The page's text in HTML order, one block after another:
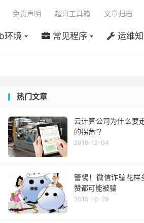
环境 常见程序 运维
免责声明 超哥工具箱 文章归档
热门文章
云计算公司为什么要
的拐角”？
2018-12-04
警惕！微信诈骗花样
赞都可能被骗
2015-10-29